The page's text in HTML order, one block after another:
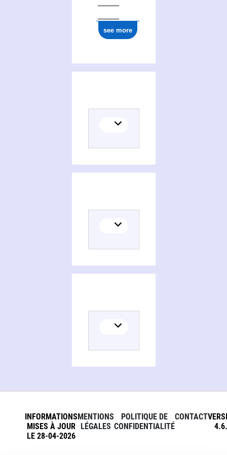
see more
INFORMATIONS
MISES À JOUR
LE 28-04-2026
MENTIONS
LÉGALES
POLITIQUE DE
CONFIDENTIALITÉ
CONTACT